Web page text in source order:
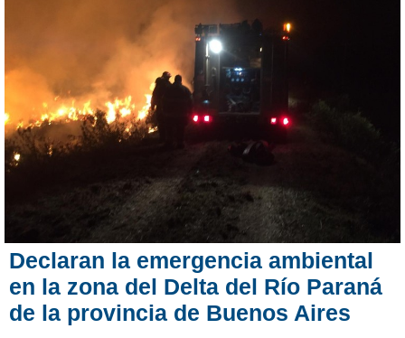
Declaran la emergencia ambiental
en la zona del Delta del Río Paraná
de la provincia de Buenos Aires